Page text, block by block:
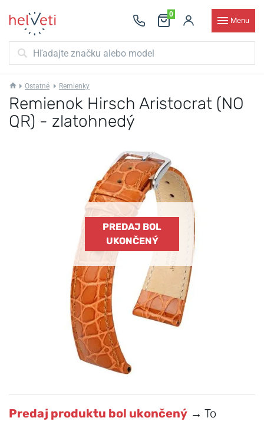
0
Menu
Ostatné Remienky
Remienok Hirsch Aristocrat (NO
QR) - zlatohnedý
PREDAJ BOL
UKONČENÝ
Predaj produktu bol ukončený → To